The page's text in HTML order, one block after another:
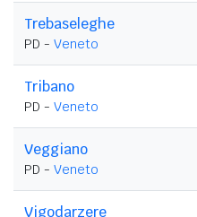
Trebaseleghe
PD - Veneto
Tribano
PD - Veneto
Veggiano
PD - Veneto
Vigodarzere